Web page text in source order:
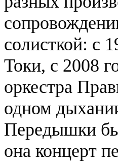
солисткой: с
Токи, с 2008
оркестра
одном
Передышки
она концерт